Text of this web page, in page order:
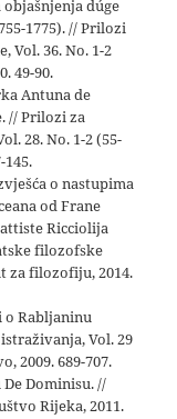
dúge
1775). // Prilozi
Vol. 36. No. 1-2
49-90.
Antuna de
// Prilozi za
28. No. 1-2 (55-
o nastupima
od Frane
Ricciolija
filozofske
za filozofiju, 2014.
o Rabljaninu
Vol. 29
2009. 689-707.
Dominisu. //
Rijeka, 2011.